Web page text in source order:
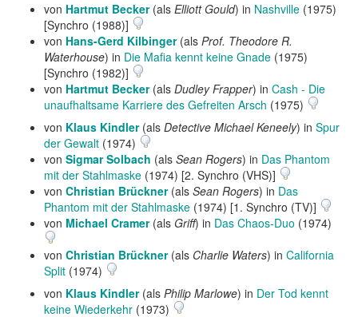
von Hartmut Becker(als Elliott Gould) in Nashville (1975)
[Synchro (1988)]
von Hans-Gerd Kilbinger(als Prof. Theodore R.
Waterhouse) in Die Mafia kennt keine Gnade (1975)
[Synchro (1982)]
von Hartmut Becker(als Dudley Frapper) in Cash - Die
unaufhaltsame Karriere des Gefreiten Arsch (1975)
von Klaus Kindler(als Detective Michael Keneely) in Spur
der Gewalt (1974)
von Sigmar Solbach (als Sean Rogers) in Das Phantom
mit der Stahlmaske (1974) [2. Synchro (VHS)]
von Christian Brückner(als Sean Rogers) in Das
Phantom mit der Stahlmaske (1974) [1. Synchro (TV)]
von Michael Cramer(als Griff) in Das Chaos-Duo (1974)
von Christian Brückner(als Charlie Waters) in California
Split (1974)
von Klaus Kindler(als Philip Marlowe) in Der Tod kennt
keine Wiederkehr (1973)